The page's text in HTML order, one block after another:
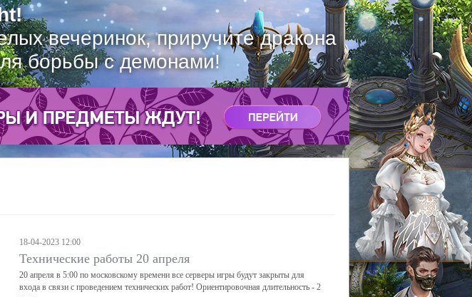
вечеринок, приручите дракона
борьбы с демонами!
18-04-2023 12:00
Технические работы 20 апреля
20 апреля в 5:00 по московскому времени все серверы игры будут закрыты для
входа в связи с проведением технических работ! Ориентировочная длительность - 2